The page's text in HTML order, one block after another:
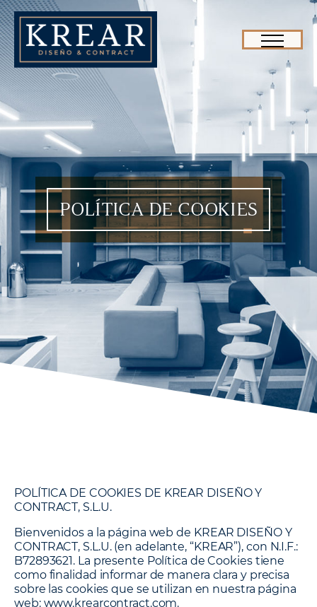
POLÍTICA DE COOKIES
POLÍTICA DE COOKIES DE KREAR DISEÑO Y
CONTRACT, S.L.U.
Bienvenidos a la página web de KREAR DISEÑO Y
CONTRACT, S.L.U.(en adelante, “KREAR”), con N.I.F.:
B72893621. La presente Política de Cookies tiene
como finalidad informar de manera clara y precisa
sobre las cookies que se utilizan en nuestra página
web: www.krearcontract.com.